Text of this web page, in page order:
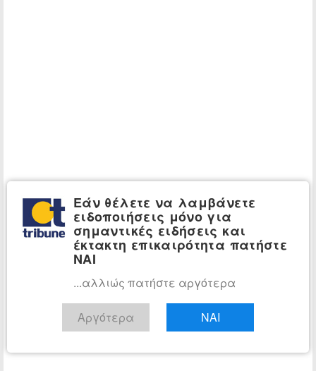
Εάν θέλετε να λαμβάνετε
ειδοποιήσεις μόνο για
σημαντικές ειδήσεις και
έκτακτη επικαιρότητα πατήστε
ΝΑΙ
...αλλιώς πατήστε αργότερα
Αργότερα ΝΑΙ